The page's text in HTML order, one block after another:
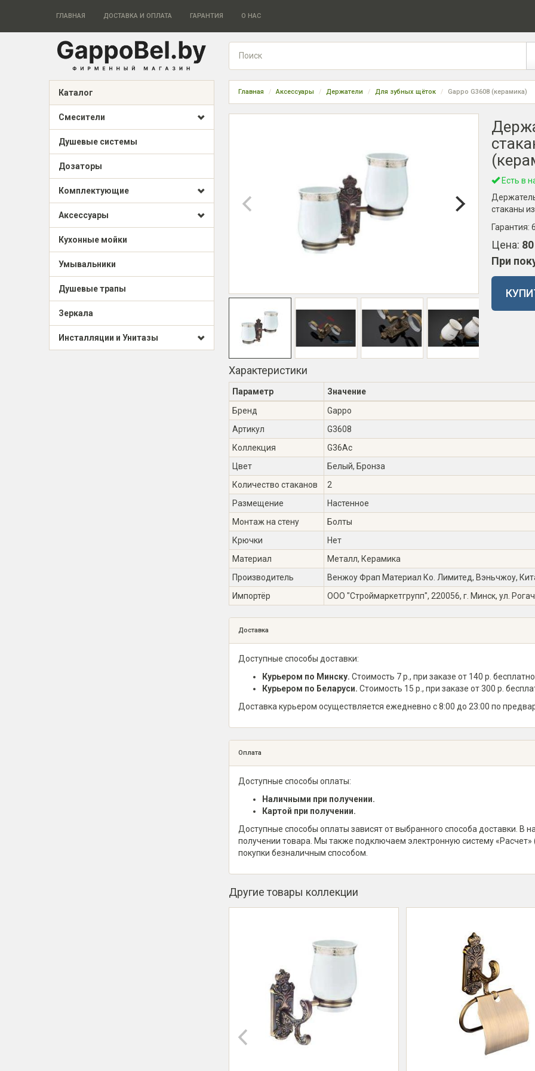
ГЛАВНАЯ ДОСТАВКА И ОПЛАТА ГАРАНТИЯ О НАС
Каталог
Смесители
Душевые системы
Дозаторы
Комплектующие
Аксессуары
Кухонные мойки
Умывальники
Душевые трапы
Зеркала
Инсталляции и Унитазы
Главная Аксессуары Держатели Для зубных щёток Gappo G3608 (керамика)
Есть в
стаканы
Гарантия:
Цена:
При
Характеристики
Параметр
Значение
Бренд
Gappo
Артикул
G3608
Коллекция
G36Ac
Цвет
Белый, Бронза
Количество стаканов
2
Размещение
Настенное
Монтаж на стену
Болты
Крючки
Нет
Материал
Металл, Керамика
Производитель
Венжоу Фрап Материал Ко. Лимитед, Вэньчжоу,
Импортёр
ООО "Строймаркетгрупп", 220056, г. Минск, ул.
Доставка
Доступные способы доставки:
Курьером по Минску. Стоимость 7 р., при заказе от 140 р.
Курьером по Беларуси. Стоимость 15 р., при заказе от 300 р.
Доставка курьером осуществляется ежедневно с 8:00 до 23:00 по
Оплата
Доступные способы оплаты:
Наличными при получении.
Картой при получении.
Доступные способы оплаты зависят от выбранного способа доставки. В
получении товара. Мы также подключаем электронную систему
покупки безналичным способом.
Другие товары коллекции